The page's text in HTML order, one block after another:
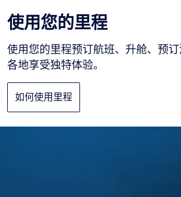
使用您的里程
使用您的里程预订航班、升舱、预
各地享受独特体验。
如何使用里程